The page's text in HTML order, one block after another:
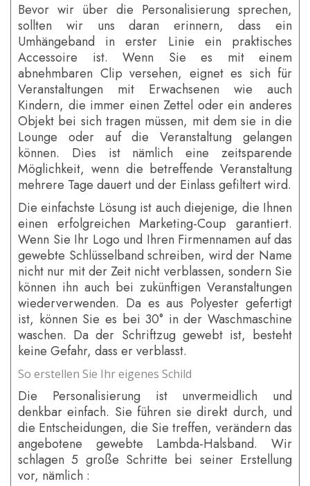
Bevor wir über die Personalisierung sprechen,
sollten wir uns daran erinnern, dass ein
Umhängeband in erster Linie ein praktisches
Accessoire ist. Wenn Sie es mit einem
abnehmbaren Clip versehen, eignet es sich für
Veranstaltungen mit Erwachsenen wie auch
Kindern, die immer einen Zettel oder ein anderes
Objekt bei sich tragen müssen, mit dem sie in die
Lounge oder auf die Veranstaltung gelangen
können. Dies ist nämlich eine zeitsparende
Möglichkeit, wenn die betreffende Veranstaltung
mehrere Tage dauert und der Einlass gefiltert wird.
Die einfachste Lösung ist auch diejenige, die Ihnen
einen erfolgreichen Marketing-Coup garantiert.
Wenn Sie Ihr Logo und Ihren Firmennamen auf das
gewebte Schlüsselband schreiben, wird der Name
nicht nur mit der Zeit nicht verblassen, sondern Sie
können ihn auch bei zukünftigen Veranstaltungen
wiederverwenden. Da es aus Polyester gefertigt
ist, können Sie es bei 30° in der Waschmaschine
waschen. Da der Schriftzug gewebt ist, besteht
keine Gefahr, dass er verblasst.
So erstellen Sie Ihr eigenes Schild
Die Personalisierung ist unvermeidlich und
denkbar einfach. Sie führen sie direkt durch, und
die Entscheidungen, die Sie treffen, verändern das
angebotene gewebte Lambda-Halsband. Wir
schlagen 5 große Schritte bei seiner Erstellung
vor, nämlich :